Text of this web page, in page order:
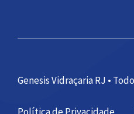
Genesis Vidraçaria RJ •
Política de Privacidade